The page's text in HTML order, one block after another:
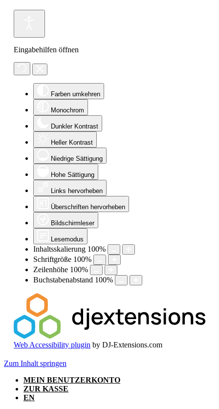
Eingabehilfen öffnen
Farben umkehren
Monochrom
Dunkler Kontrast
Heller Kontrast
Niedrige Sättigung
Hohe Sättigung
Links hervorheben
Überschriften hervorheben
Bildschirmleser
Lesemodus
Inhaltsskalierung 100%
Schriftgröße 100%
Zeilenhöhe 100%
Buchstabenabstand 100%
Web Accessibility plugin by DJ-Extensions.com
Zum Inhalt springen
MEIN BENUTZERKONTO
ZUR KASSE
EN